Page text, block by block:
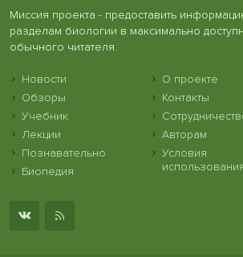
Миссия проекта - предоставить
разделам биологии в максимально
обычного читателя.
Новости
Обзоры
Учебник
Лекции
Познавательно
Биопедия
О проекте
Контакты
Авторам
Условия